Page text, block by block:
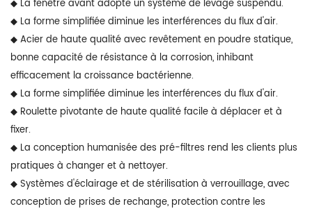
◆ La fenêtre avant adopte un système de levage suspendu.
◆ La forme simplifiée diminue les interférences du flux d'air.
◆ Acier de haute qualité avec revêtement en poudre statique,
bonne capacité de résistance à la corrosion, inhibant
efficacement la croissance bactérienne.
◆ La forme simplifiée diminue les interférences du flux d'air.
◆ Roulette pivotante de haute qualité facile à déplacer et à
fixer.
◆ La conception humanisée des pré-filtres rend les clients plus
pratiques à changer et à nettoyer.
◆ Systèmes d'éclairage et de stérilisation à verrouillage, avec
conception de prises de rechange, protection contre les